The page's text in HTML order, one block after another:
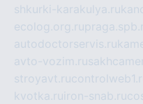
shkurki-karakulya.ru
ecolog.org.ru
autodoctorservis.ru
avto-vozim.ru
stroyavt.ru
kvotka.ru iron-snab.ru